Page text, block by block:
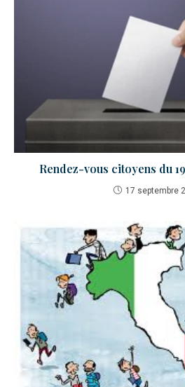
Rendez-vous citoyens du
17 septembre